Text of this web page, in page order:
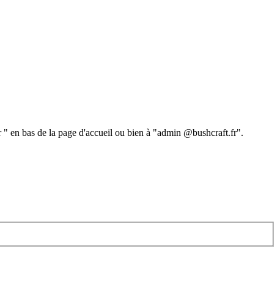
en bas de la page d'accueil ou bien à "admin @bushcraft.fr".